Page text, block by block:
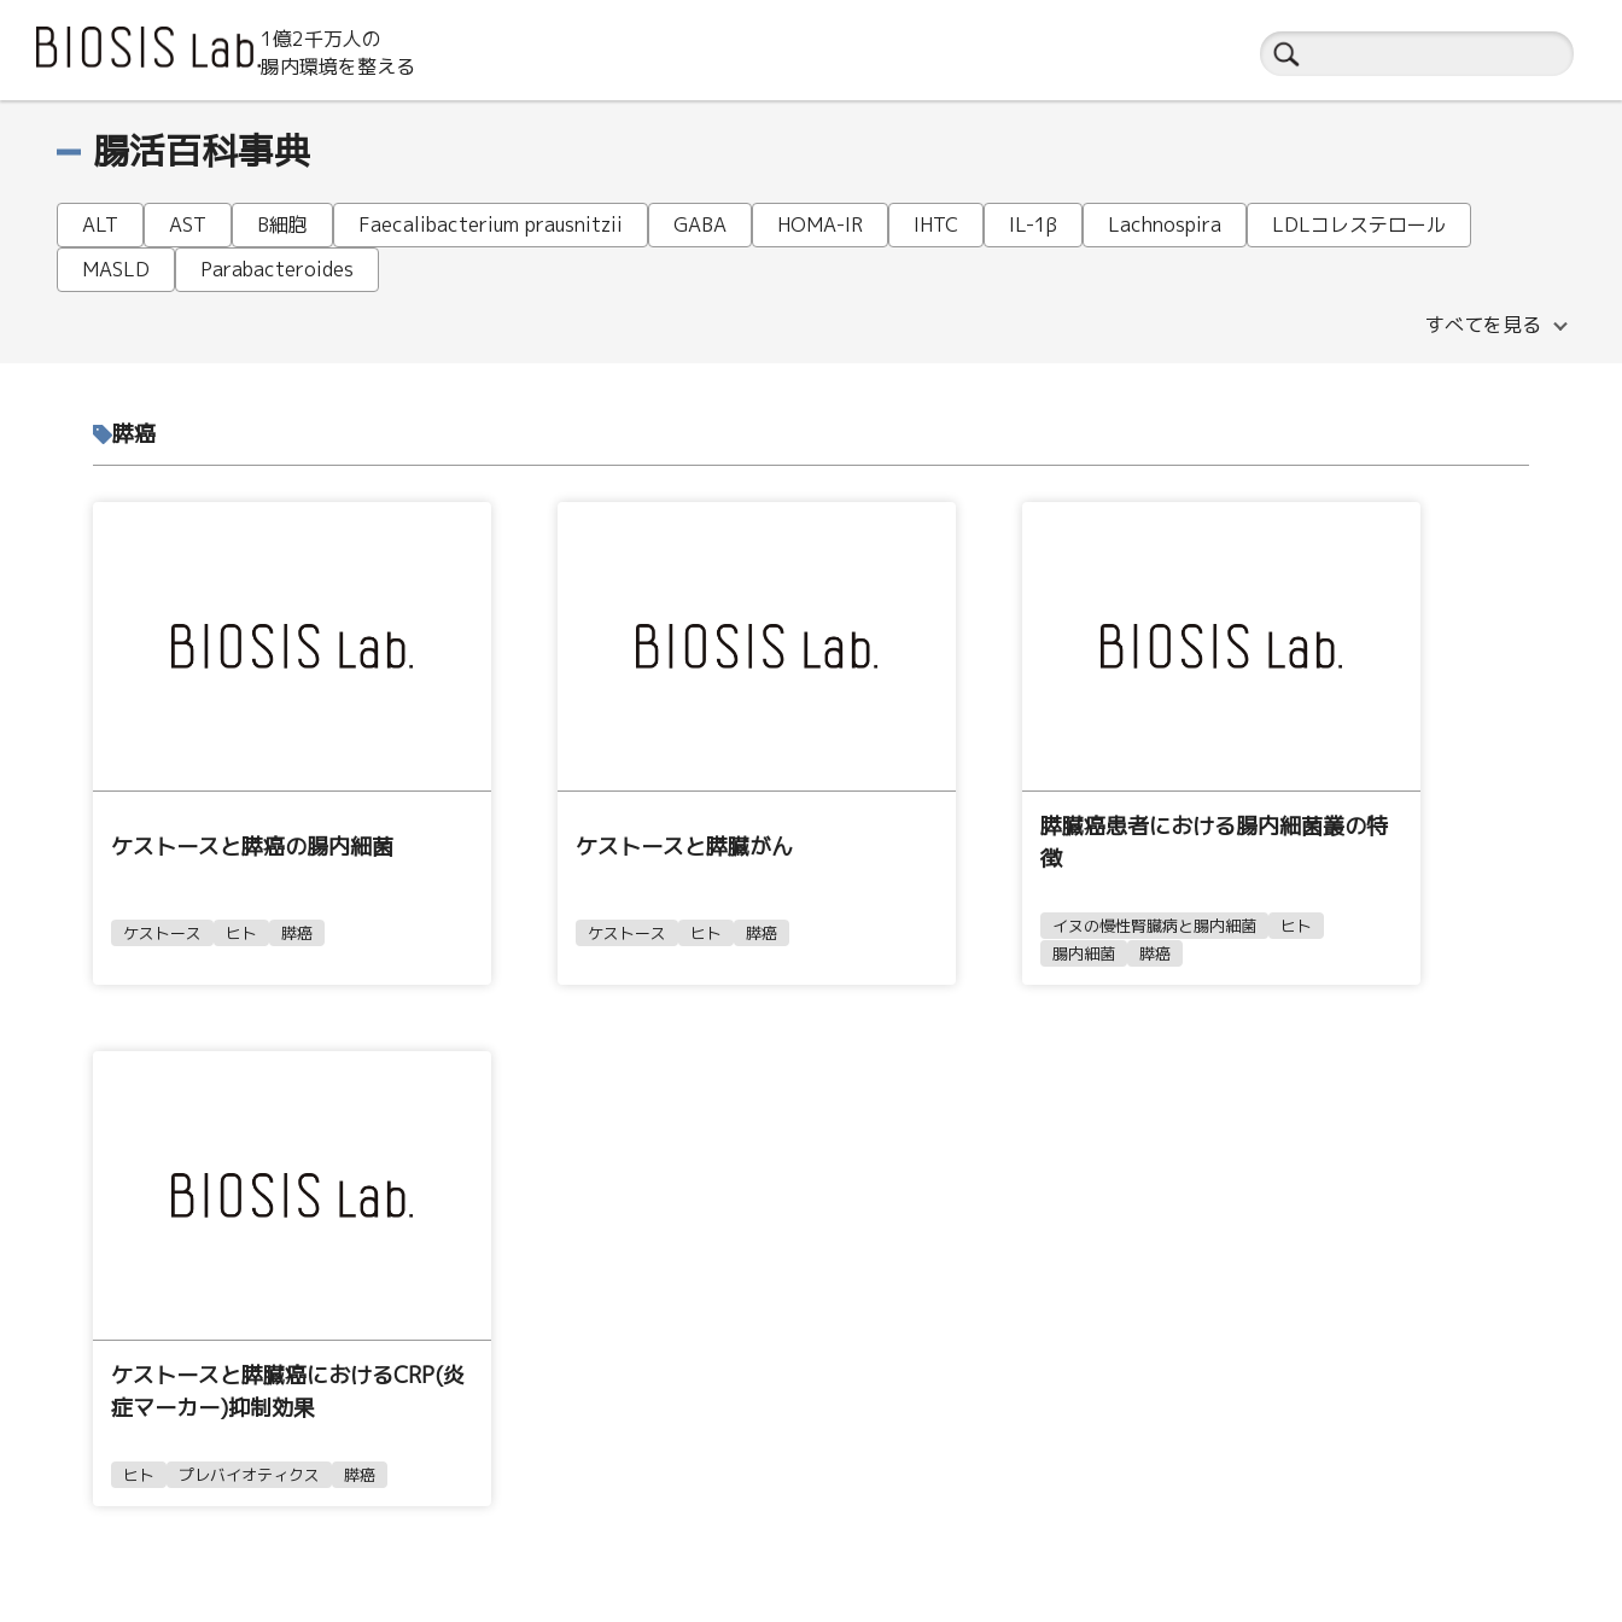
1億2千万人の
腸内環境を整える
腸活百科事典
ALT AST B細胞 Faecalibacterium prausnitzii GABA HOMA-IR IHTC IL-1β Lachnospira
LDLコレステロール
MASLD
Parabacteroides
すべてを見る
膵癌
ケストースと膵癌の腸内細菌
ケストース ヒト 膵癌
ケストースと膵臓がん
ケストース ヒト 膵癌
膵臓癌患者における腸内細菌叢の特
徴
イヌの慢性腎臓病と腸内細菌
ヒト
腸内細菌
膵癌
ケストースと膵臓癌におけるCRP(炎
症マーカー)抑制効果
ヒト プレバイオティクス 膵癌